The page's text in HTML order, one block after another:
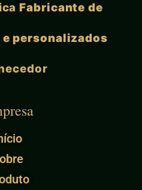
Fabricante de
personalizados